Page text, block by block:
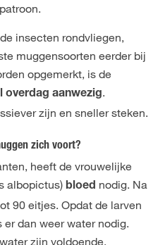
insecten rondvliegen,
muggensoorten eerder bij
opgemerkt, is de
overdag aanwezig.
zijn en sneller steken.
zich voort?
heeft de vrouwelijke
albopictus) bloed nodig. Na
90 eitjes. Opdat de larven
dan weer water nodig.
zijn voldoende.